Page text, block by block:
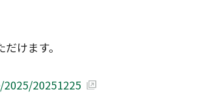
けます。
20251225